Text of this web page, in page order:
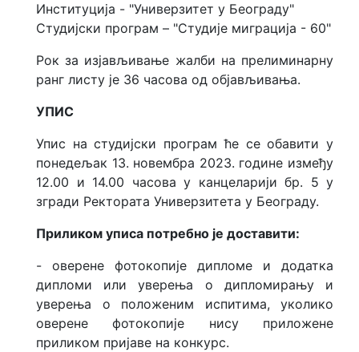
Институција - "Универзитет у Београду"
Студијски програм – "Студије миграција - 60"
Рок за изјављивање жалби на прелиминарну
ранг листу је 36 часова од објављивања.
УПИС
Упис на студијски програм ће се обавити у
понедељак 13. новембра 2023. године између
12.00 и 14.00 часова у канцеларији бр. 5 у
згради Ректората Универзитета у Београду.
Приликом уписа потребно је доставити:
- оверене фотокопије дипломе и додатка
дипломи или уверења о дипломирању и
уверeња о положеним испитима, уколико
оверене фотокопије нису приложене
приликом пријаве на конкурс.